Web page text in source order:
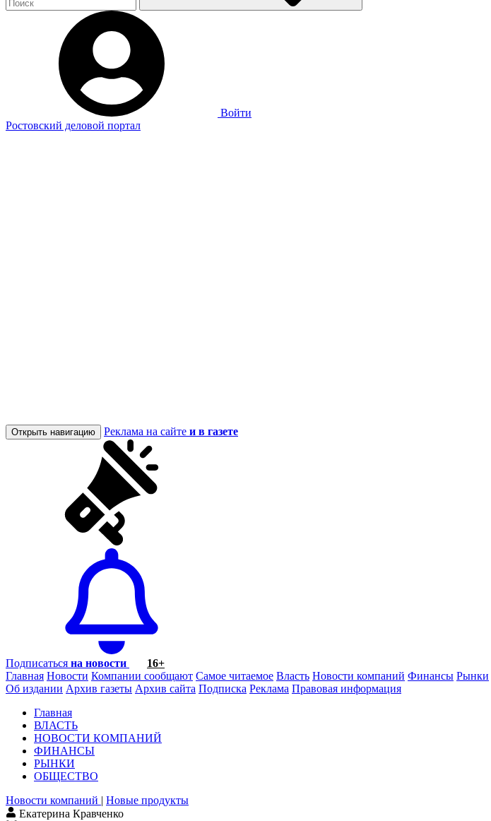
Войти
Ростовский деловой портал
Открыть навигацию Реклама на сайте и в газете
Подписаться на новости
16+
Главная Новости Компании сообщают Самое читаемое Власть Новости компаний Финансы Рынки
Об издании Архив газеты Архив сайта Подписка Реклама Правовая информация
Главная
ВЛАСТЬ
НОВОСТИ КОМПАНИЙ
ФИНАНСЫ
РЫНКИ
ОБЩЕСТВО
Новости компаний | Новые продукты
Екатерина Кравченко